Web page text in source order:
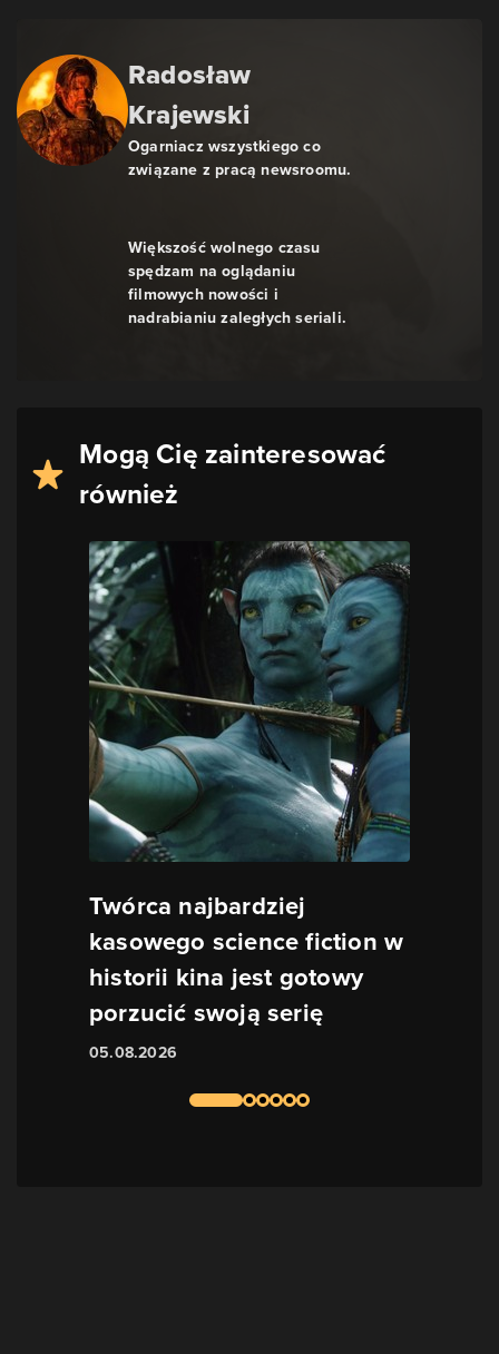
Radosław
Krajewski
Ogarniacz wszystkiego co
związane z pracą newsroomu.
Większość wolnego czasu
spędzam na oglądaniu
filmowych nowości i
nadrabianiu zaległych seriali.
Mogą Cię zainteresować
również
Twórca najbardziej
kasowego science fiction w
historii kina jest gotowy
porzucić swoją serię
05.08.2026